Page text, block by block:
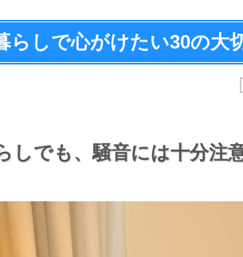
らしで心がけたい30の大
しでも、騒音には十分注